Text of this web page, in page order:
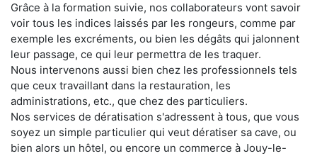
Grâce à la formation suivie, nos collaborateurs vont savoir
voir tous les indices laissés par les rongeurs, comme par
exemple les excréments, ou bien les dégâts qui jalonnent
leur passage, ce qui leur permettra de les traquer.
Nous intervenons aussi bien chez les professionnels tels
que ceux travaillant dans la restauration, les
administrations, etc., que chez des particuliers.
Nos services de dératisation s'adressent à tous, que vous
soyez un simple particulier qui veut dératiser sa cave, ou
bien alors un hôtel, ou encore un commerce à Jouy-le-